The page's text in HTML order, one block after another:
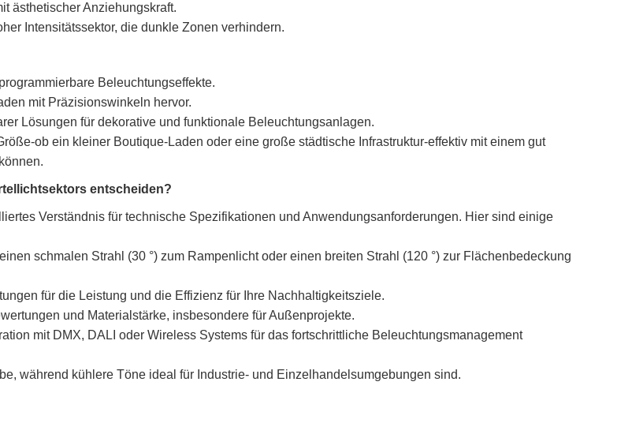
ästhetischer Anziehungskraft.
Intensitätssektor, die dunkle Zonen verhindern.
Beleuchtungseffekte.
mit Präzisionswinkeln hervor.
Lösungen für dekorative und funktionale Beleuchtungsanlagen.
ob ein kleiner Boutique-Laden oder eine große städtische Infrastruktur-effektiv mit einem gut
entscheiden?
Verständnis für technische Spezifikationen und Anwendungsanforderungen. Hier sind einige
schmalen Strahl (30 °) zum Rampenlicht oder einen breiten Strahl (120 °) zur Flächenbedeckung
für die Leistung und die Effizienz für Ihre Nachhaltigkeitsziele.
und Materialstärke, insbesondere für Außenprojekte.
mit DMX, DALI oder Wireless Systems für das fortschrittliche Beleuchtungsmanagement
während kühlere Töne ideal für Industrie- und Einzelhandelsumgebungen sind.